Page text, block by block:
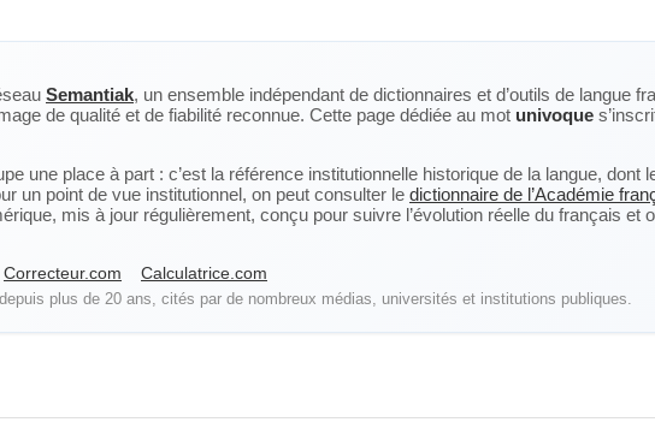
Semantiak, un ensemble indépendant de dictionnaires et d’outils de langue
de qualité et de fiabilité reconnue. Cette page dédiée au mot univoque
une place à part : c’est la référence institutionnelle historique de la langue, dont
un point de vue institutionnel, on peut consulter le dictionnaire de l’Académie
mis à jour régulièrement, conçu pour suivre l’évolution réelle du français et
Correcteur.com Calculatrice.com
plus de 20 ans, cités par de nombreux médias, universités et institutions publiques.